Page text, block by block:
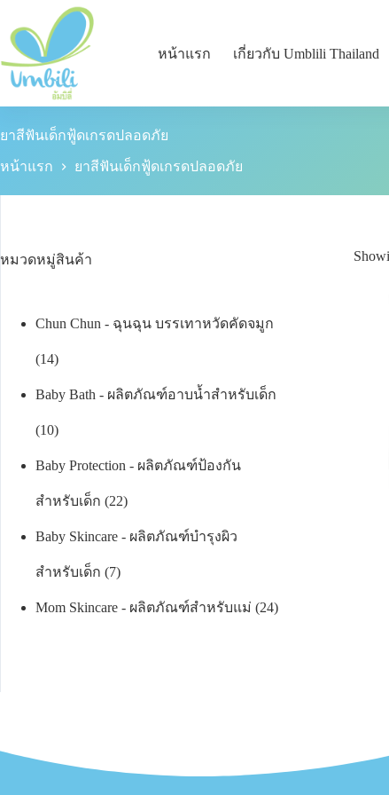
หน้าแรก เกี่ยวกับ Umblili Thailand
ยาสีฟันเด็กฟู้ดเกรดปลอดภัย
หน้าแรก ยาสีฟันเด็กฟู้ดเกรดปลอดภัย
หมวดหมู่สินค้า
Chun Chun - ฉุนฉุน บรรเทาหวัดคัดจมูก
14
Baby Bath - ผลิตภัณฑ์อาบน้ำสำหรับเด็ก
10
Baby Protection - ผลิตภัณฑ์ป้องกัน
สำหรับเด็ก 22
Baby Skincare - ผลิตภัณฑ์บำรุงผิว
สำหรับเด็ก 7
Mom Skincare - ผลิตภัณฑ์สำหรับแม่ 24